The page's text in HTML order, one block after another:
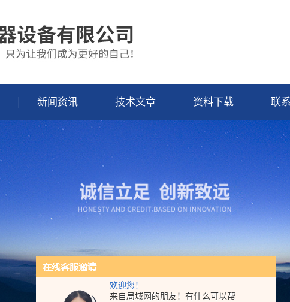
欢迎您！
来自局域网的朋友！有什么可以帮
新闻资讯 技术文章 资料下载 联